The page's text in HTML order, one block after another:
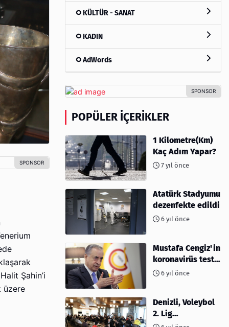
Şahin’i
üzere
KÜLTÜR - SANAT
KADIN
AdWords
POPÜLER İÇERIKLER
1 Kilometre(Km)
Kaç Adım Yapar?
7 yıl önce
Atatürk Stadyumu
dezenfekte edildi
6 yıl önce
Mustafa Cengiz'in
koronavirüs test
sonucu açıklandı
6 yıl önce
Denizli, Voleybol
2. Lig
müsabakalarına